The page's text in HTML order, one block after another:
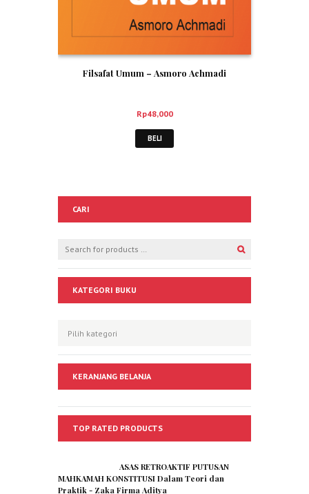
Filsafat Umum – Asmoro Achmadi
Rp48,000
BELI
CARI
KATEGORI BUKU
KERANJANG BELANJA
TOP RATED PRODUCTS
ASAS RETROAKTIF PUTUSAN
MAHKAMAH KONSTITUSI Dalam Teori dan
Praktik - Zaka Firma Aditya